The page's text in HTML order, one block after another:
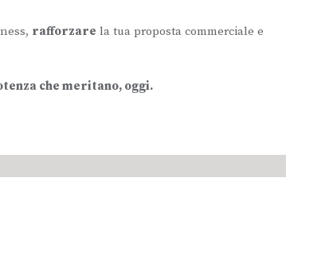
rafforzare la tua proposta commerciale e
che meritano, oggi.